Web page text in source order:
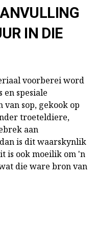
IN DIE
voorberei word
spesiale
van sop, gekook op
troeteldiere,
aan
is dit waarskynlik
is ook moeilik om 'n
die ware bron van